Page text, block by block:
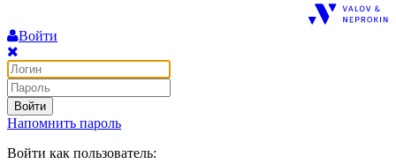
Войти
Войти
Напомнить пароль
Войти как пользователь: